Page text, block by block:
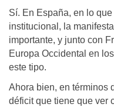
Sí. En España, en lo
institucional, la
importante, y junto con
Europa Occidental en
este tipo.
Ahora bien, en términos
déficit que tiene que ver